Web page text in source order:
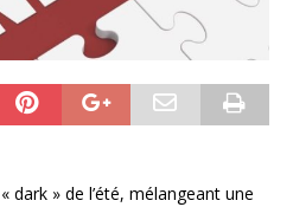
dark » de l’été, mélangeant une